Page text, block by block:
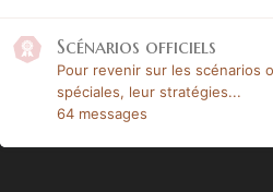
Scénarios officiels
Pour revenir sur les scénarios
spéciales, leur stratégies...
64 messages